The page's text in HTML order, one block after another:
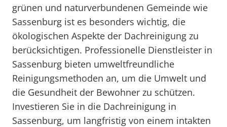
grünen und naturverbundenen Gemeinde wie
Sassenburg ist es besonders wichtig, die
ökologischen Aspekte der Dachreinigung zu
berücksichtigen. Professionelle Dienstleister in
Sassenburg bieten umweltfreundliche
Reinigungsmethoden an, um die Umwelt und
die Gesundheit der Bewohner zu schützen.
Investieren Sie in die Dachreinigung in
Sassenburg, um langfristig von einem intakten